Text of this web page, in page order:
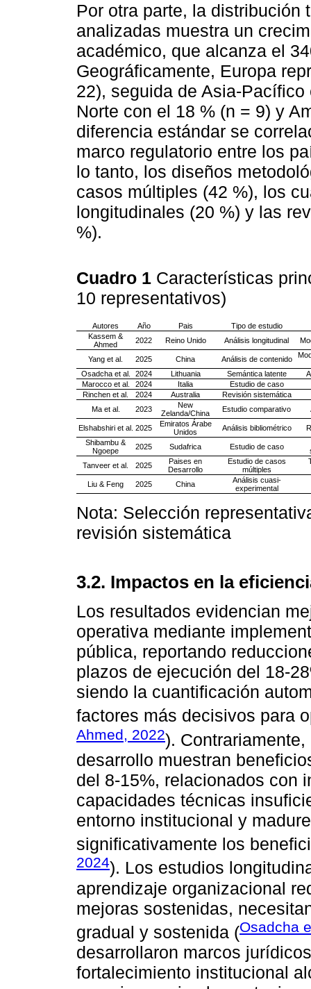
Por otra parte, la distribución
analizadas muestra un
académico, que alcanza el
Geográficamente, Europa
22), seguida de Asia-
Norte con el 18 % (n = 9) y
diferencia estándar se
marco regulatorio entre los
lo tanto, los diseños
casos múltiples (42 %), los
longitudinales (20 %) y las
%).
Cuadro 1 Características
10 representativos)
Autores Año Pais
Tipo de estudio
Kassem &
Ahmed
2022 Reino Unido Análisis longitudinal
Yang et al. 2025 China Análisis de contenido
Osadcha et al. 2024 Lithuania Semántica latente
Marocco et al.
2024 Italia
Estudio de caso
Rinchen et al.
2024 Australia
Revisión sistemática
Ma et al.
2023
New
Zelanda/China
Estudio comparativo
Elshabshiri et al. 2025
Emiratos Árabe
Unidos
Análisis bibliométrico
Shibambu &
Ngoepe
2025 Sudafrica Estudio de caso
Tanveer et al.
2025
Paises en
Desarrollo
Estudio de casos
múltiples
Liu & Feng 2025 China
Análisis cuasi-
experimental
Nota: Selección
revisión sistemática
3.2. Impactos en la
Los resultados evidencian
operativa mediante
pública, reportando
plazos de ejecución del 18-
siendo la cuantificación
factores más decisivos para
Ahmed, 2022).
desarrollo muestran
del 8-15%, relacionados con
capacidades técnicas
entorno institucional y
significativamente los
2024). Los estudios
aprendizaje organizacional
mejoras sostenidas,
gradual y sostenida (Osadcha
desarrollaron marcos
fortalecimiento institucional